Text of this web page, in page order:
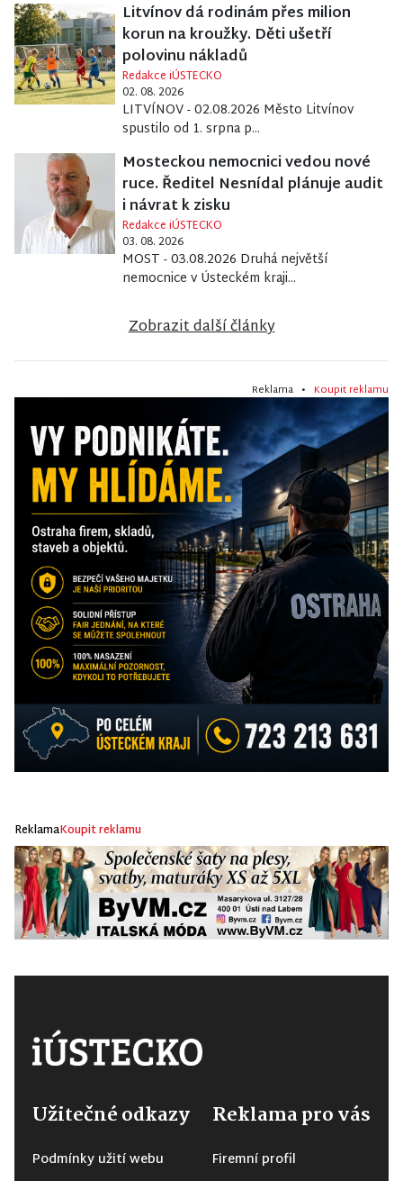
Litvínov dá rodinám přes milion
korun na kroužky. Děti ušetří
polovinu nákladů
Redakce iÚSTECKO
02. 08. 2026
LITVÍNOV - 02.08.2026 Město Litvínov
spustilo od 1. srpna p...
Mosteckou nemocnici vedou nové
ruce. Ředitel Nesnídal plánuje audit
i návrat k zisku
Redakce iÚSTECKO
03. 08. 2026
MOST - 03.08.2026 Druhá největší
nemocnice v Ústeckém kraji...
Zobrazit další články
Reklama • Koupit reklamu
ReklamaKoupit reklamu
Užitečné odkazy
Podmínky užití webu
Reklama pro vás
Firemní profil